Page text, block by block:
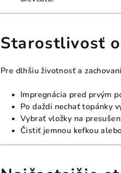
Starostlivosť
Pre dlhšiu životnosť a
Impregnácia pred prvým
Po daždi nechať topánky
Vybrať vložky na
Čistiť jemnou kefkou